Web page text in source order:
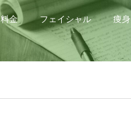
料金 フェイシャル 痩身